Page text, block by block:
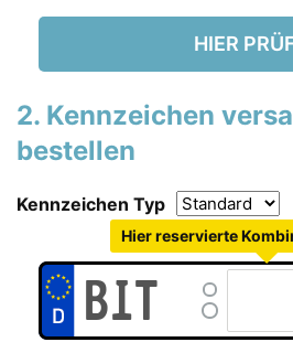
HIER
2. Kennzeichen
bestellen
Kennzeichen Typ
Hier reservierte